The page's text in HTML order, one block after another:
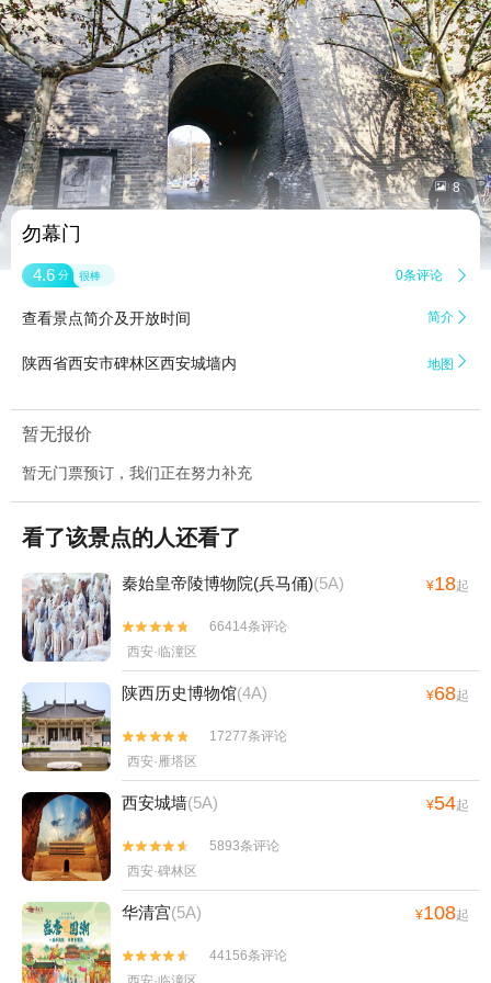
 8
勿幕门
4.6 分 很棒 0条评论 
查看景点简介及开放时间 简介 
陕西省西安市碑林区西安城墙内 地图 
暂无报价
暂无门票预订，我们正在努力补充
看了该景点的人还看了
秦始皇帝陵博物院(兵马俑)(5A) ¥18起


66414条评论
西安·临潼区
陕西历史博物馆(4A) ¥68起


17277条评论
西安·雁塔区
西安城墙(5A) ¥54起


5893条评论
西安·碑林区
华清宫(5A) ¥108起


44156条评论
